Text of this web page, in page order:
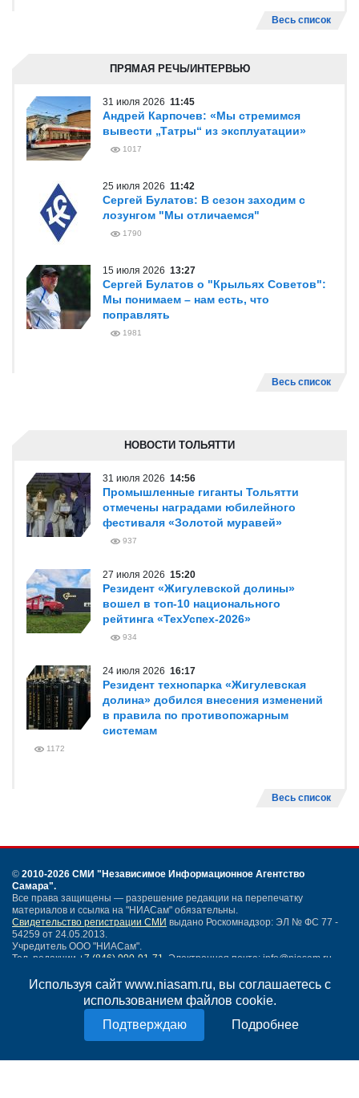
Используя сайт www.niasam.ru, вы соглашаетесь с
использованием файлов cookie.
Подробнее
Весь список
ПРЯМАЯ РЕЧЬ/ИНТЕРВЬЮ
31 июля 2026 11:45
Андрей Карпочев: «Мы стремимся
вывести „Татры“ из эксплуатации»
1017
25 июля 2026 11:42
Сергей Булатов: В сезон заходим с
лозунгом "Мы отличаемся"
1790
15 июля 2026 13:27
Сергей Булатов о "Крыльях Советов":
Мы понимаем – нам есть, что
поправлять
1981
Весь список
НОВОСТИ ТОЛЬЯТТИ
31 июля 2026 14:56
Промышленные гиганты Тольятти
отмечены наградами юбилейного
фестиваля «Золотой муравей»
937
27 июля 2026 15:20
Резидент «Жигулевской долины»
вошел в топ-10 национального
рейтинга «ТехУспех-2026»
934
24 июля 2026 16:17
Резидент технопарка «Жигулевская
долина» добился внесения изменений
в правила по противопожарным
системам
1172
Весь список
© 2010-2026 СМИ "Независимое Информационное Агентство
Самара".
Все права защищены — разрешение редакции на перепечатку
материалов и ссылка на "НИАСам" обязательны.
Свидетельство регистрации СМИ выдано Роскомнадзор: ЭЛ № ФС 77 -
54259 от 24.05.2013.
Учредитель ООО "НИАСам".
Тел. редакции +7 (846) 990-91-71. Электронная почта: info@niasam.ru
Написать письмо
Политика конфиденциальности
18+